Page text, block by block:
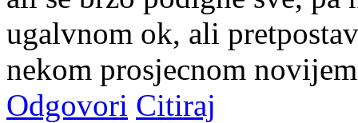
ugalvnom ok, ali
nekom prosjecnom
Odgovori Citiraj